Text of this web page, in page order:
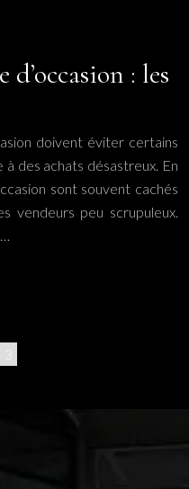
: les
doivent éviter certains
des achats désastreux. En
sont souvent cachés
vendeurs peu scrupuleux.
3